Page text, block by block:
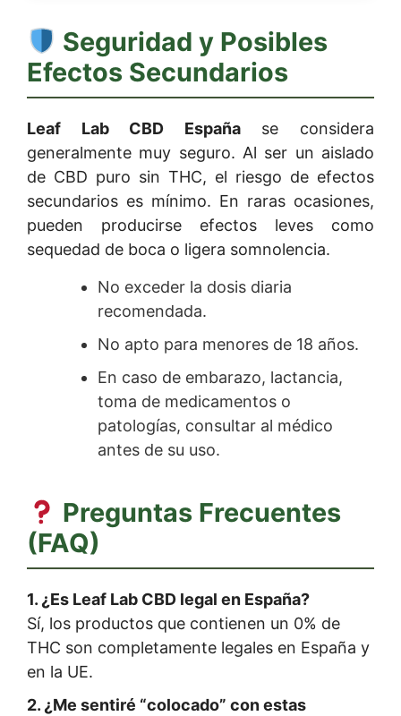
Seguridad y Posibles
Efectos Secundarios
Leaf Lab CBD Españase considera
generalmente muy seguro. Al ser un aislado
de CBD puro sin THC, el riesgo de efectos
secundarios es mínimo. En raras ocasiones,
pueden producirse efectos leves como
sequedad de boca o ligera somnolencia.
No exceder la dosis diaria
recomendada.
No apto para menores de 18 años.
En caso de embarazo, lactancia,
toma de medicamentos o
patologías, consultar al médico
antes de su uso.
Preguntas Frecuentes
(FAQ)
1. ¿Es Leaf Lab CBD legal en España?
Sí, los productos que contienen un 0% de
THC son completamente legales en España y
en la UE.
2. ¿Me sentiré “colocado” con estas